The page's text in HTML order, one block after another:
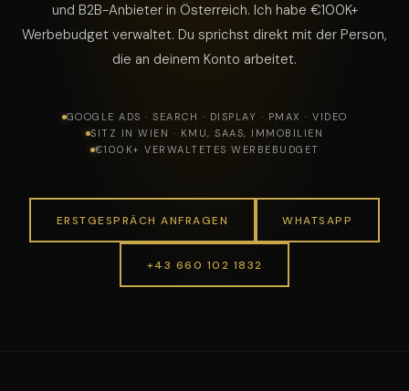
und B2B-Anbieter in Österreich. Ich habe €100K+
Werbebudget verwaltet. Du sprichst direkt mit der Person,
die an deinem Konto arbeitet.
GOOGLE ADS · SEARCH · DISPLAY · PMAX · VIDEO
SITZ IN WIEN · KMU, SAAS, IMMOBILIEN
€100K+ VERWALTETES WERBEBUDGET
ERSTGESPRÄCH ANFRAGEN WHATSAPP
+43 660 102 1832